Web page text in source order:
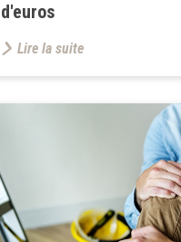
d'euros
Lire la suite